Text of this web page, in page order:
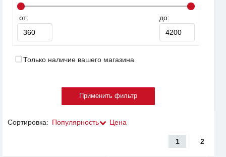
от: до:
Только наличие вашего магазина
Сортировка: Популярность Цена
1 2